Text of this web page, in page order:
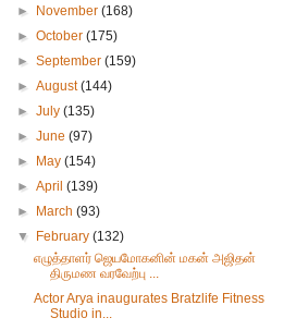
►
November(168)
►October(175)
►September(159)
►August(144)
►July(135)
►June(97)
►
May(154)
►April(139)
►
March(93)
▼
February(132)
எழுத்தாளர் ஜெயமோகனின் மகன் அஜிதன்
திருமண வரவேற்பு ...
Actor Arya inaugurates Bratzlife Fitness
Studio in...